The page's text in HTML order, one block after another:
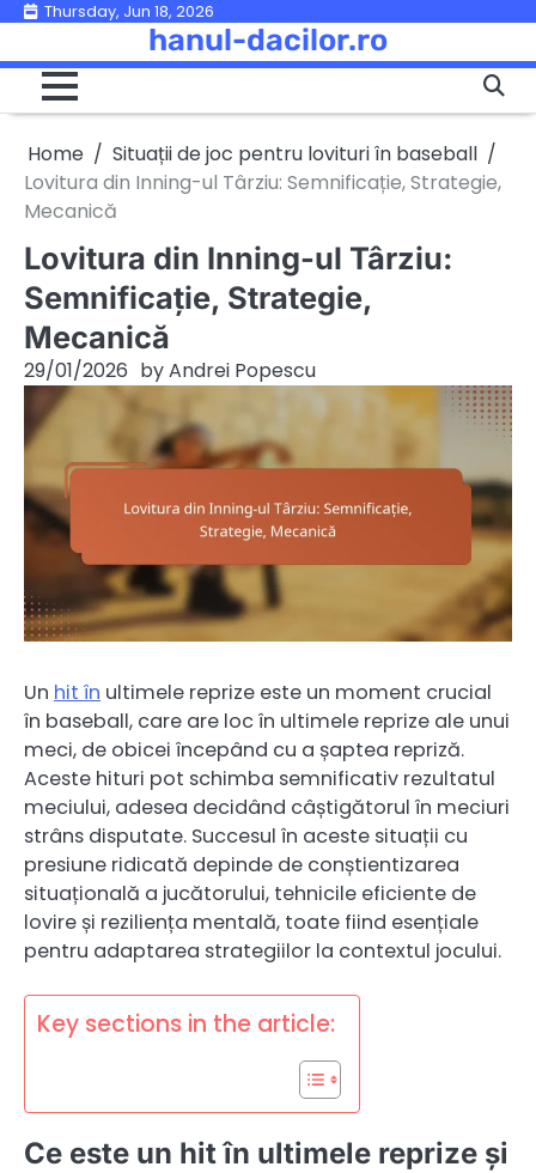
Skip
content
Thursday, Jun 18, 2026
hanul-dacilor.ro
Home
Situații de joc pentru lovituri în baseball
Lovitura din Inning-ul Târziu: Semnificație, Strategie,
Mecanică
Lovitura din Inning-ul Târziu:
Semnificație, Strategie,
Mecanică
29/01/2026 byAndrei Popescu
Un hit în ultimele reprize este un moment crucial
în baseball, care are loc în ultimele reprize ale unui
meci, de obicei începând cu a șaptea repriză.
Aceste hituri pot schimba semnificativ rezultatul
meciului, adesea decidând câștigătorul în meciuri
strâns disputate. Succesul în aceste situații cu
presiune ridicată depinde de conștientizarea
situațională a jucătorului, tehnicile eficiente de
lovire și reziliența mentală, toate fiind esențiale
pentru adaptarea strategiilor la contextul jocului.
Key sections in the article:
Ce este un hit în ultimele reprize și